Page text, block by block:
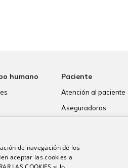
humano Paciente
Atención al paciente
Aseguradoras
Paciente internacional
de navegación de los
aceptar las cookies a